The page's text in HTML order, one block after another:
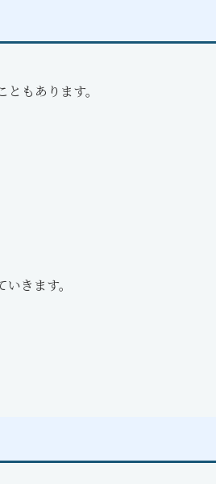
もあります。
きます。